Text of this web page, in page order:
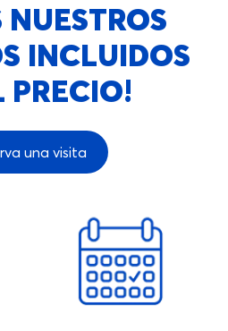
NUESTROS
INCLUIDOS
PRECIO!
una visita